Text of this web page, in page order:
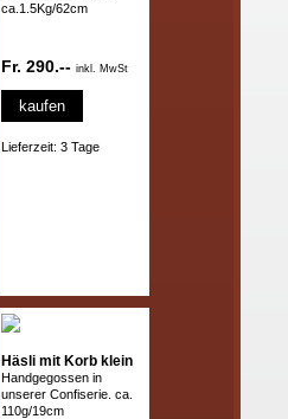
ca.1.5Kg/62cm
Fr. 290.-- inkl. MwSt
kaufen
Lieferzeit: 3 Tage
Häsli mit Korb klein
Handgegossen in
unserer Confiserie. ca.
110g/19cm